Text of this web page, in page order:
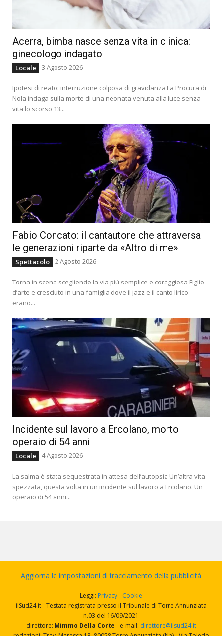
Acerra, bimba nasce senza vita in clinica:
ginecologo indagato
Locale 3 Agosto 2026
Ipotesi di reato: interruzione colposa di gravidanza La Procura di
Nola indaga sulla morte di una neonata venuta alla luce senza
vita lo scorso 13...
Fabio Concato: il cantautore che attraversa
le generazioni riparte da «Altro di me»
Spettacolo 2 Agosto 2026
Torna in scena scegliendo la via più semplice e coraggiosa Figlio
d’arte e cresciuto in una famiglia dove il jazz e il canto lirico
erano...
Incidente sul lavoro a Ercolano, morto
operaio di 54 anni
Locale 4 Agosto 2026
La salma è stata sequestrata in attesa dell’autopsia Un’altra vita
spezzata, questa volta in un incidente sul lavoro a Ercolano. Un
operaio di 54 anni...
Aggiorna le impostazioni di tracciamento della pubblicità
Leggi: Privacy- Cookie
ilSud24.it - Testata registrata presso il Tribunale di Torre Annunziata
n.03 del 16/09/2021
direttore: Mimmo Della Corte - e-mail: direttore@ilsud24.it